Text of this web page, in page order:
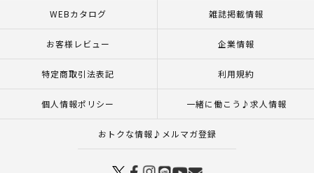
WEBカタログ 雑誌掲載情報
お客様レビュー 企業情報
特定商取引法表記 利用規約
個人情報ポリシー 一緒に働こう♪求人情報
おトクな情報♪メルマガ登録